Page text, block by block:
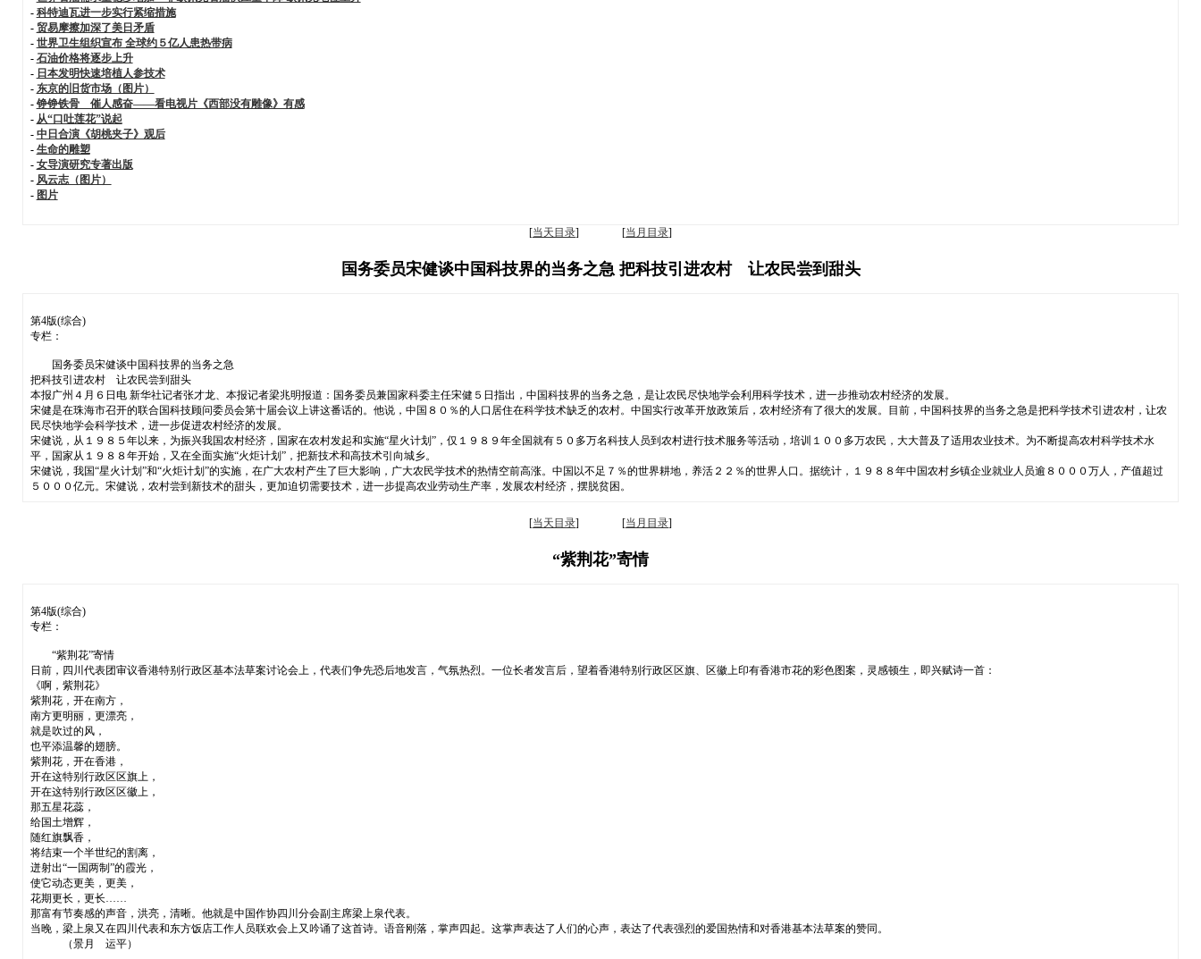
- 科特迪瓦进一步实行紧缩措施
- 贸易摩擦加深了美日矛盾
- 世界卫生组织宣布 全球约５亿人患热带病
- 石油价格将逐步上升
- 日本发明快速培植人参技术
- 东京的旧货市场（图片）
- 铮铮铁骨 催人感奋——看电视片《西部没有雕像》有感
- 从“口吐莲花”说起
- 中日合演《胡桃夹子》观后
- 生命的雕塑
- 女导演研究专著出版
- 风云志（图片）
- 图片
[当天目录] [当月目录]
国务委员宋健谈中国科技界的当务之急 把科技引进农村 让农民尝到甜头
第4版(综合)
专栏：
国务委员宋健谈中国科技界的当务之急
把科技引进农村 让农民尝到甜头
本报广州４月６日电 新华社记者张才龙、本报记者梁兆明报道：国务委员兼国家科委主任宋健５日指出，中国科技界的当务之急，是让农民尽快地学会利用科学技术，进一步推动农村经济的发展。
宋健是在珠海市召开的联合国科技顾问委员会第十届会议上讲这番话的。他说，中国８０％的人口居住在科学技术缺乏的农村。中国实行改革开放政策后，农村经济有了很大的发展。目前，中国科技界的当务之急是把科学技术引进农村，让农
民尽快地学会科学技术，进一步促进农村经济的发展。
宋健说，从１９８５年以来，为振兴我国农村经济，国家在农村发起和实施“星火计划”，仅１９８９年全国就有５０多万名科技人员到农村进行技术服务等活动，培训１００多万农民，大大普及了适用农业技术。为不断提高农村科学技术水
平，国家从１９８８年开始，又在全面实施“火炬计划”，把新技术和高技术引向城乡。
宋健说，我国“星火计划”和“火炬计划”的实施，在广大农村产生了巨大影响，广大农民学技术的热情空前高涨。中国以不足７％的世界耕地，养活２２％的世界人口。据统计，１９８８年中国农村乡镇企业就业人员逾８０００万人，产值超过
５０００亿元。宋健说，农村尝到新技术的甜头，更加迫切需要技术，进一步提高农业劳动生产率，发展农村经济，摆脱贫困。
[当天目录] [当月目录]
“紫荆花”寄情
第4版(综合)
专栏：
“紫荆花”寄情
日前，四川代表团审议香港特别行政区基本法草案讨论会上，代表们争先恐后地发言，气氛热烈。一位长者发言后，望着香港特别行政区区旗、区徽上印有香港市花的彩色图案，灵感顿生，即兴赋诗一首：
《啊，紫荆花》
紫荆花，开在南方，
南方更明丽，更漂亮，
就是吹过的风，
也平添温馨的翅膀。
紫荆花，开在香港，
开在这特别行政区区旗上，
开在这特别行政区区徽上，
那五星花蕊，
给国土增辉，
随红旗飘香，
将结束一个半世纪的割离，
迸射出“一国两制”的霞光，
使它动态更美，更美，
花期更长，更长……
那富有节奏感的声音，洪亮，清晰。他就是中国作协四川分会副主席梁上泉代表。
当晚，梁上泉又在四川代表和东方饭店工作人员联欢会上又吟诵了这首诗。语音刚落，掌声四起。这掌声表达了人们的心声，表达了代表强烈的爱国热情和对香港基本法草案的赞同。
（景月 运平）